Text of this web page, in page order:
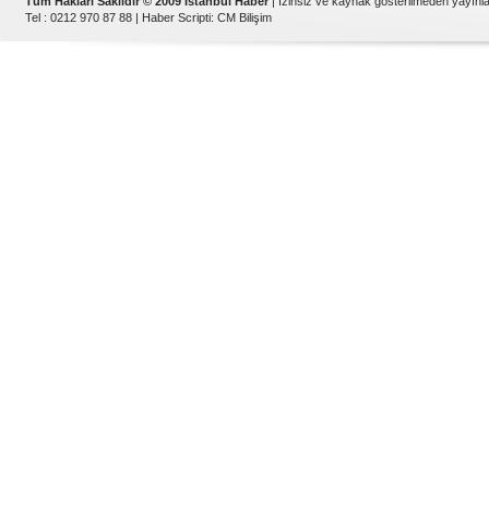
Tel : 0212 970 87 88 | Haber Scripti: CM Bilişim